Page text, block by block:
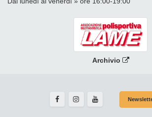
Archivio